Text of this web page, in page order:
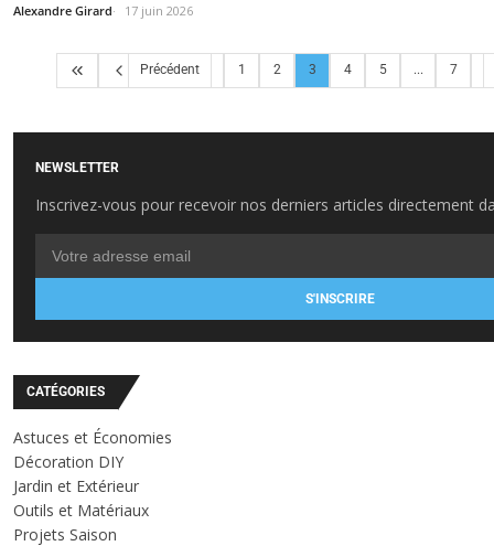
Alexandre Girard 17 juin 2026
Précédent 1 2 3 4 5 ... 7
NEWSLETTER
Inscrivez-vous pour recevoir nos derniers articles directement
S'INSCRIRE
CATÉGORIES
Astuces et Économies
Décoration DIY
Jardin et Extérieur
Outils et Matériaux
Projets Saison